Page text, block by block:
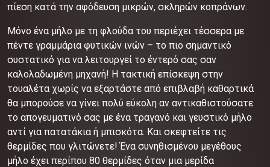
πίεση κατά την αφόδευση μικρών, σκληρών κοπράνων.
Μόνο ένα μήλο με τη φλούδα του περιέχει τέσσερα με
πέντε γραμμάρια φυτικών ινών – το πιο σημαντικό
συστατικό για να λειτουργεί το έντερό σας σαν
καλολαδωμένη μηχανή! Η τακτική επίσκεψη στην
τουαλέτα χωρίς να εξαρτάστε από επιβλαβή καθαρτικά
θα μπορούσε να γίνει πολύ εύκολη αν αντικαθιστούσατε
το απογευματινό σας με ένα τραγανό και γευστικό μήλο
αντί για πατατάκια ή μπισκότα. Και σκεφτείτε τις
θερμίδες που γλιτώνετε! Ένα συνηθισμένου μεγέθους
μήλο έχει περίπου 80 θερμίδες όταν μια μερίδα